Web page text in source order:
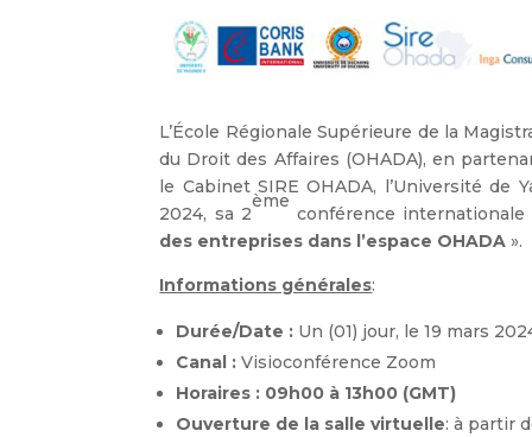
L’École Régionale Supérieure de la
du Droit des Affaires (OHADA), en
le Cabinet SIRE OHADA, l’Université de
2024, sa 2
ème
conférence
des entreprises dans l’espace OHADA».
Informations générales:
Durée/Date : Un (01) jour, le 19 mars
Canal : Visioconférence Zoom
Horaires : 09h00 à 13h00 (GMT)
Ouverture de la salle virtuelle: à partir